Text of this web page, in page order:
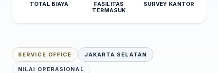
SERVICE OFFICE JAKARTA SELATAN
NILAI OPERASIONAL
TOTAL BIAYA
FASILITAS
TERMASUK
SURVEY KANTOR